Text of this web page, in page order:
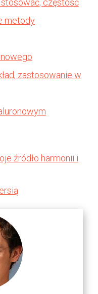
stosować, częstość
metody
zastosowanie w
źródło harmonii i